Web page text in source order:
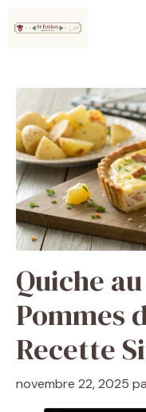
Quiche
Pommes
Recette
novembre 22, 2025